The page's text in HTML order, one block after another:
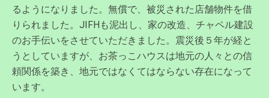
るようになりました。無償で、被災された店舗物件を借
りられました。JIFHも泥出し、家の改造、チャペル建設
のお手伝いをさせていただきました。震災後５年が経と
うとしていますが、お茶っこハウスは地元の人々との信
頼関係を築き、地元ではなくてはならない存在になって
います。